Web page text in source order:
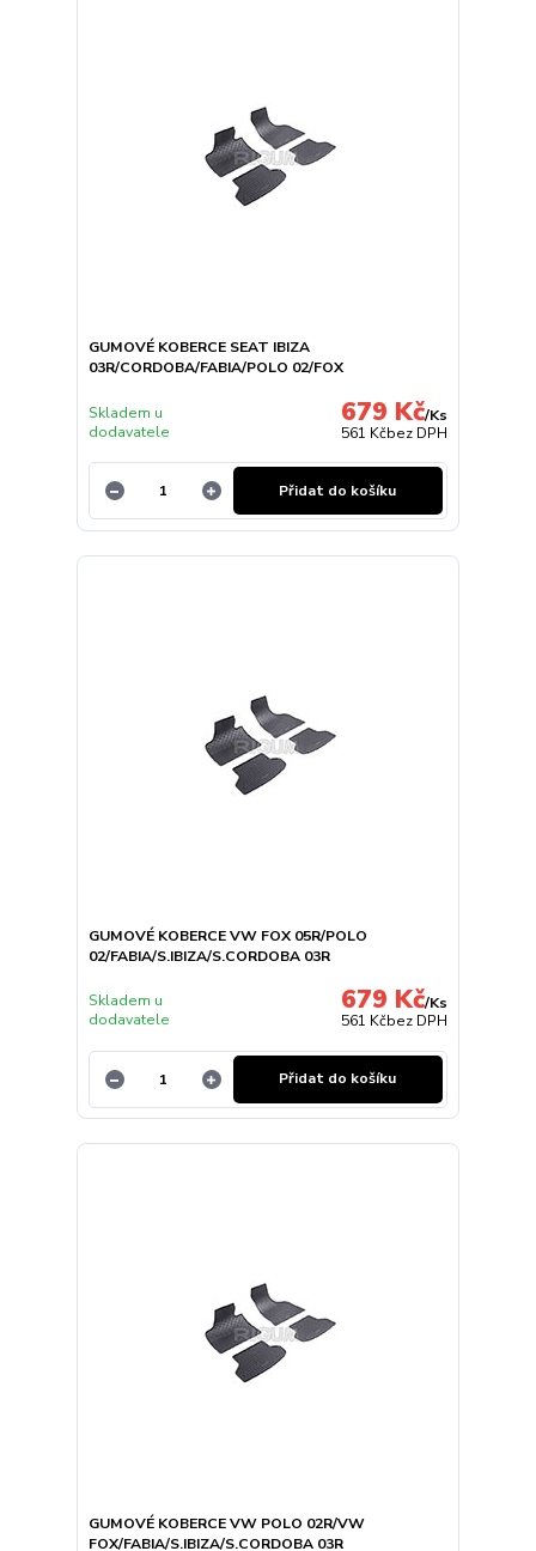
GUMOVÉ KOBERCE SEAT IBIZA
03R/CORDOBA/FABIA/POLO 02/FOX
679 Kč/Ks
561 Kčbez DPH
Skladem u
dodavatele
Přidat do košíku
GUMOVÉ KOBERCE VW FOX 05R/POLO
02/FABIA/S.IBIZA/S.CORDOBA 03R
679 Kč/Ks
561 Kčbez DPH
Skladem u
dodavatele
Přidat do košíku
GUMOVÉ KOBERCE VW POLO 02R/VW
FOX/FABIA/S.IBIZA/S.CORDOBA 03R